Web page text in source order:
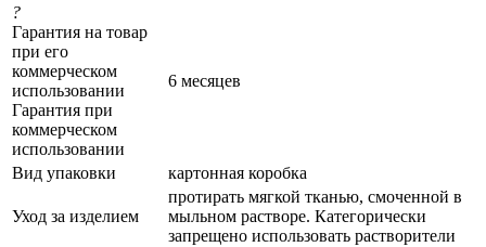
?
Гарантия на товар
при его
коммерческом
использовании
Гарантия при
коммерческом
использовании
6 месяцев
Вид упаковки картонная коробка
Уход за изделием
протирать мягкой тканью, смоченной в
мыльном растворе. Категорически
запрещено использовать растворители